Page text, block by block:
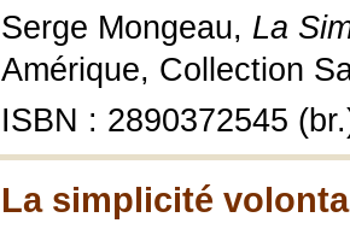
Serge Mongeau, La
Amérique, Collection
ISBN : 2890372545
La simplicité